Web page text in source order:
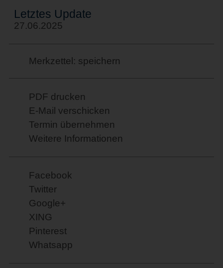
Letztes Update
27.06.2025
Merkzettel: speichern
PDF drucken
E-Mail verschicken
Termin übernehmen
Weitere Informationen
Facebook
Twitter
Google+
XING
Pinterest
Whatsapp